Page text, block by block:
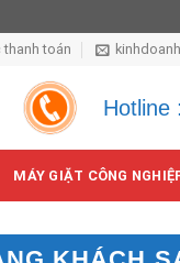
thanh toán
Hotline :
MÁY GIẶT CÔNG